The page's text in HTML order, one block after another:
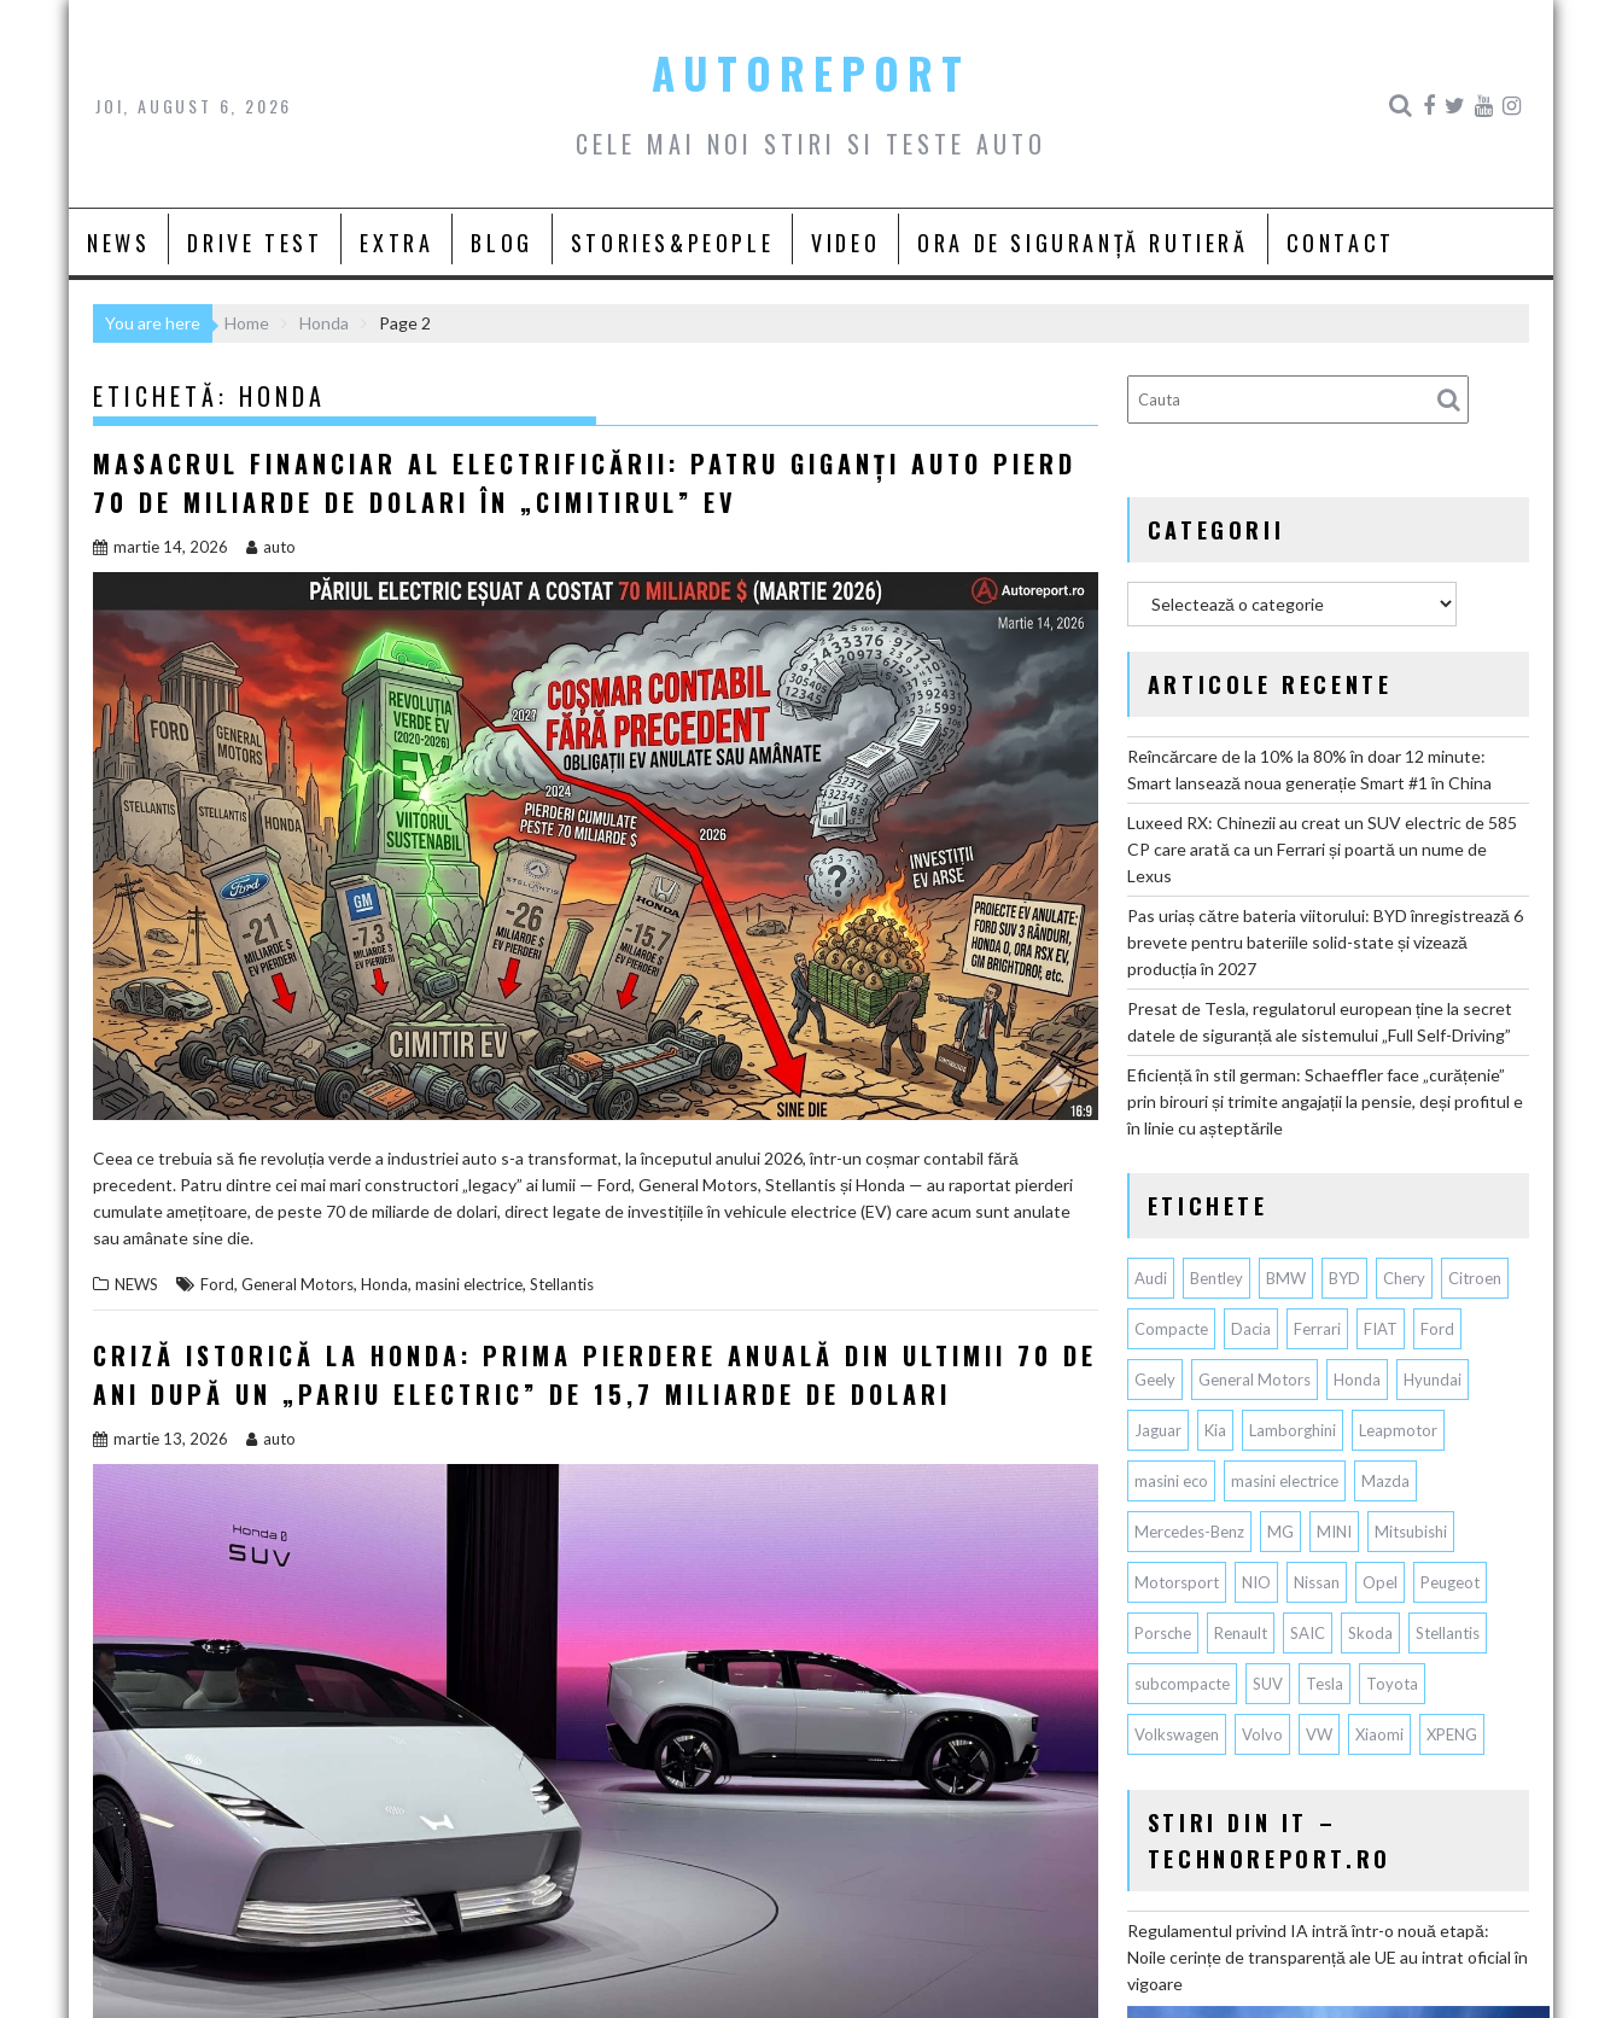
Skip
JOI, AUGUST 6, 2026
AUTOREPORT
CELE MAI NOI STIRI SI TESTE AUTO
NEWS DRIVE TEST EXTRA BLOG STORIES&PEOPLE VIDEO ORA DE SIGURANȚĂ RUTIERĂ CONTACT
You are here Home Honda Page 2
ETICHETĂ: HONDA
MASACRUL FINANCIAR AL ELECTRIFICĂRII: PATRU GIGANȚI AUTO PIERD
70 DE MILIARDE DE DOLARI ÎN „CIMITIRUL” EV
martie 14, 2026 auto
Ceea ce trebuia să fie revoluția verde a industriei auto s-a transformat, la începutul anului 2026, într-un coșmar contabil fără
precedent. Patru dintre cei mai mari constructori „legacy” ai lumii — Ford, General Motors, Stellantis și Honda — au raportat pierderi
cumulate amețitoare, de peste 70 de miliarde de dolari, direct legate de investițiile în vehicule electrice (EV) care acum sunt anulate
sau amânate sine die.
NEWS Ford, General Motors, Honda, masini electrice, Stellantis
CRIZĂ ISTORICĂ LA HONDA: PRIMA PIERDERE ANUALĂ DIN ULTIMII 70 DE
ANI DUPĂ UN „PARIU ELECTRIC” DE 15,7 MILIARDE DE DOLARI
martie 13, 2026 auto
CATEGORII
ARTICOLE RECENTE
Reîncărcare de la 10% la 80% în doar 12 minute:
Smart lansează noua generație Smart #1 în China
Luxeed RX: Chinezii au creat un SUV electric de 585
CP care arată ca un Ferrari și poartă un nume de
Lexus
Pas uriaș către bateria viitorului: BYD înregistrează 6
brevete pentru bateriile solid-state și vizează
producția în 2027
Presat de Tesla, regulatorul european ține la secret
datele de siguranță ale sistemului „Full Self-Driving”
Eficiență în stil german: Schaeffler face „curățenie”
prin birouri și trimite angajații la pensie, deși profitul e
în linie cu așteptările
ETICHETE
Audi Bentley BMW BYD Chery Citroen
Compacte Dacia Ferrari FIAT Ford
Geely General Motors Honda Hyundai
Jaguar Kia Lamborghini Leapmotor
masini eco masini electrice Mazda
Mercedes-Benz MG MINI Mitsubishi
Motorsport NIO Nissan Opel Peugeot
Porsche Renault SAIC Skoda Stellantis
subcompacte SUV Tesla Toyota
Volkswagen Volvo VW Xiaomi XPENG
STIRI DIN IT –
TECHNOREPORT.RO
Regulamentul privind IA intră într-o nouă etapă:
Noile cerințe de transparență ale UE au intrat oficial în
vigoare